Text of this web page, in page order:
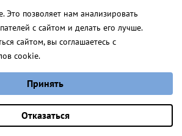
Кампинас
от 1 955 руб.
Оставить заявку
Это позволяет нам анализировать
с сайтом и делать его лучше.
сайтом, вы соглашаетесь с
cookie.
Принять
Отказаться